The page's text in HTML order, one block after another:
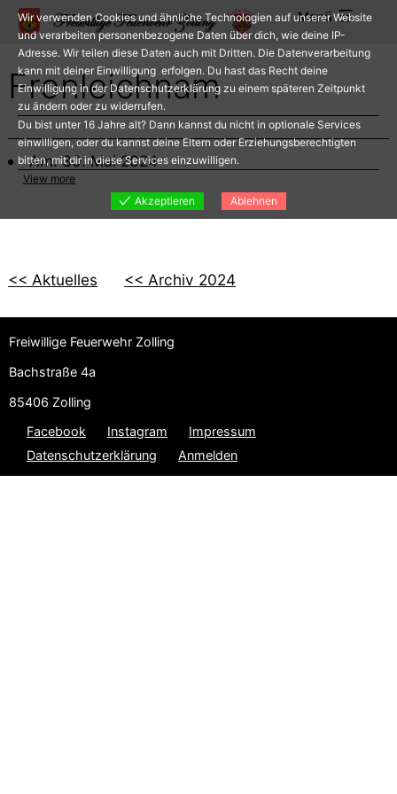
Zum
Inhalt
springen
Menü
Fronleichnam
Am: 30. Mai 2024
<< Aktuelles << Archiv 2024
Freiwillige Feuerwehr Zolling
Bachstraße 4a
85406 Zolling
Facebook
Instagram
Impressum
Datenschutzerklärung
Anmelden
Wir verwenden Cookies und ähnliche Technologien auf unserer Website
und verarbeiten personenbezogene Daten über dich, wie deine IP-
Adresse. Wir teilen diese Daten auch mit Dritten. Die Datenverarbeitung
kann mit deiner Einwilligung erfolgen. Du hast das Recht deine
Einwilligung in der Datenschutzerklärung zu einem späteren Zeitpunkt
zu ändern oder zu widerrufen.
Du bist unter 16 Jahre alt? Dann kannst du nicht in optionale Services
einwilligen, oder du kannst deine Eltern oder Erziehungsberechtigten
bitten, mit dir in diese Services einzuwilligen.
View more
Akzeptieren
Ablehnen